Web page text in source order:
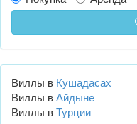
Виллы в Кушадасах
Виллы в Айдыне
Виллы в Турции